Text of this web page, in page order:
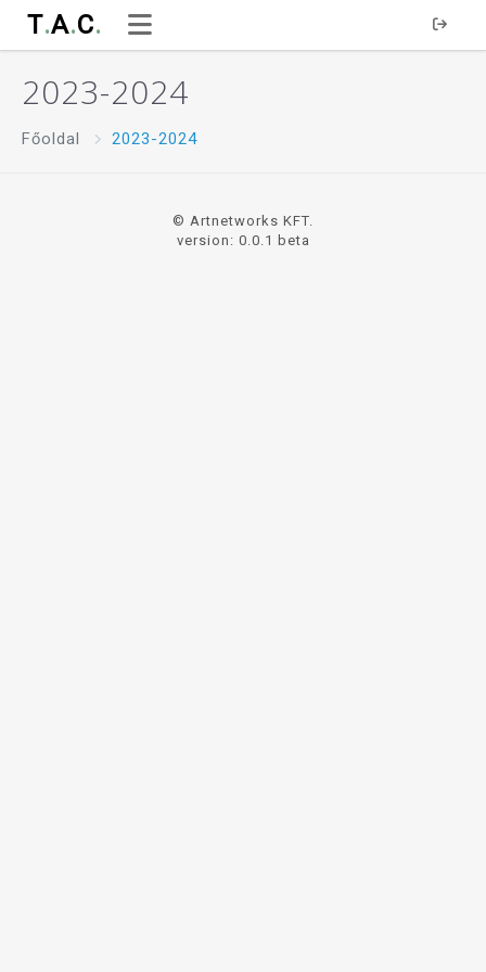
T.A.C.
2023-2024
Főoldal 2023-2024
© Artnetworks KFT.
version: 0.0.1 beta